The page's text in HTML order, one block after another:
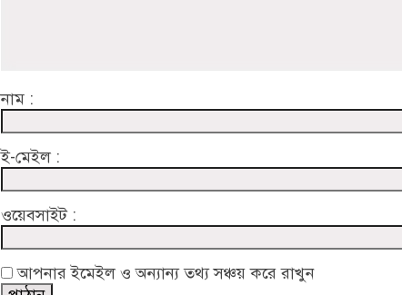
নাম :
ই-মেইল :
ওয়েবসাইট :
আপনার ইমেইল ও অন্যান্য তথ্য সঞ্চয় করে রাখুন